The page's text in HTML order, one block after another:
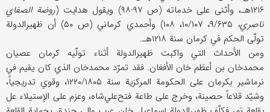
۱۲۱۶هـ، وأثنی علی خدماته (ص ۹۷-۹۸) ویقول هدایت (
روضة الصفاي
ناصري،
۹/۶۳۵، ۱۰/۱۰۷، ۱۰۸) وأحمدي کرماني (ص ۵۰) أن ظهیرالدولة
تولّی الحکم في کرمان سنة ۱۲۱۸هـ.
ومن الأحداث التي واکبت ظهیرالدولة أثناء تولّیه کرمان عصیان
محمدخان بن أعظم خان الأفغان. فقد تمرّد محمدخان الذي کان یقیم في
نرماشیر بکرمان علی الحکومة المرکزیة سنة ۱۲۲۰/۱۸۰۵، وقوي تدریجیاً،
وشیّد قلاعاً حصینة، وخرج علی طاعة فتح‌علي‌شاه، وعزم علی الإستیلاء عل